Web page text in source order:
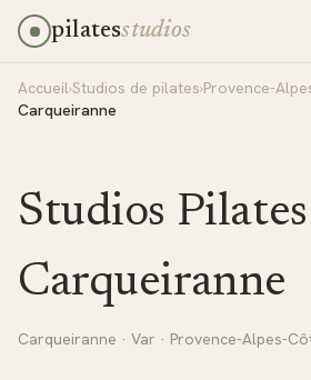
pilatesstudios
Accueil›Studios de pilates›Provence-
Carqueiranne
Studios
Carqueiranne
Carqueiranne · Var · Provence-Alpes-